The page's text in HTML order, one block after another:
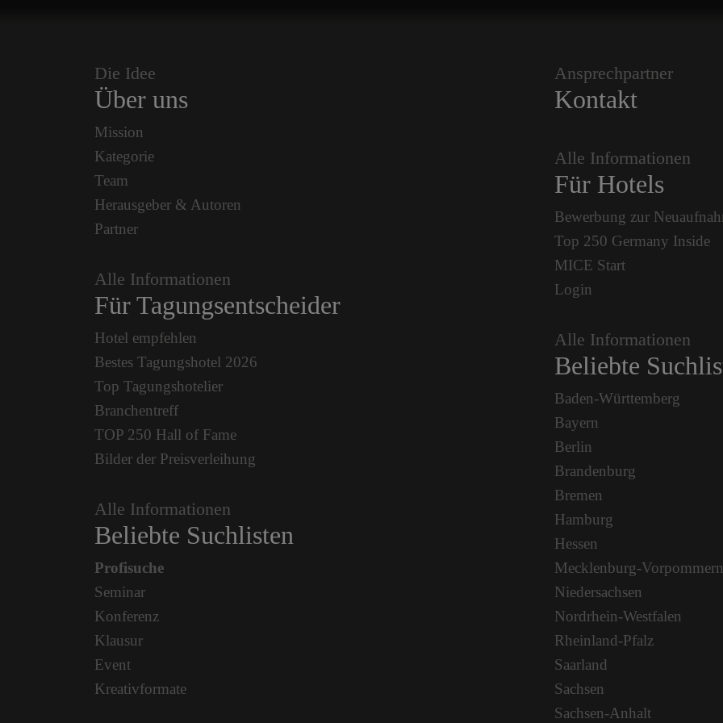
Die Idee
Über uns
Mission
Kategorie
Team
Herausgeber & Autoren
Partner
Alle Informationen
Für Tagungsentscheider
Hotel empfehlen
Bestes Tagungshotel 2026
Top Tagungshotelier
Branchentreff
TOP 250 Hall of Fame
Bilder der Preisverleihung
Alle Informationen
Beliebte Suchlisten
Profisuche
Seminar
Konferenz
Klausur
Event
Kreativformate
Ansprechpartner
Kontakt
Alle Informationen
Für Hotels
Bewerbung zur
Top 250 Germany Inside
MICE Start
Login
Alle Informationen
Beliebte
Baden-Württemberg
Bayern
Berlin
Brandenburg
Bremen
Hamburg
Hessen
Mecklenburg-Vorpommern
Niedersachsen
Nordrhein-Westfalen
Rheinland-Pfalz
Saarland
Sachsen
Sachsen-Anhalt